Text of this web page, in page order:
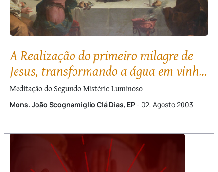
A Realização do primeiro milagre de
Jesus, transformando a água em vinho,
nas Bodas de Caná
Meditação do Segundo Mistério Luminoso
Mons. João Scognamiglio Clá Dias, EP- 02, Agosto 2003